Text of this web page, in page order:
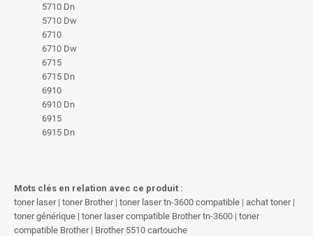
5710 Dn
5710 Dw
6710
6710 Dw
6715
6715 Dn
6910
6910 Dn
6915
6915 Dn
Mots clés en relation avec ce produit :
toner laser | toner Brother | toner laser tn-3600 compatible | achat toner |
toner générique | toner laser compatible Brother tn-3600 | toner
compatible Brother | Brother 5510 cartouche